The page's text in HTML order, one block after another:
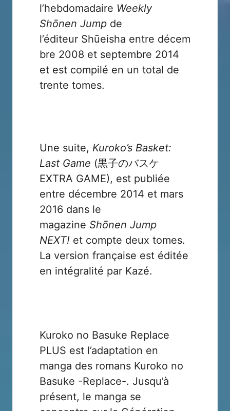
l’hebdomadaire Weekly
Shōnen Jump de
l’éditeur Shūeisha entre décem
bre 2008 et septembre 2014
et est compilé en un total de
trente tomes.
Une suite, Kuroko’s Basket:
Last Game (黒子のバスケ
EXTRA GAME), est publiée
entre décembre 2014 et mars
2016 dans le
magazine Shōnen Jump
NEXT! et compte deux tomes.
La version française est éditée
en intégralité par Kazé.
Kuroko no Basuke Replace
PLUS est l’adaptation en
manga des romans Kuroko no
Basuke -Replace-. Jusqu’à
présent, le manga se